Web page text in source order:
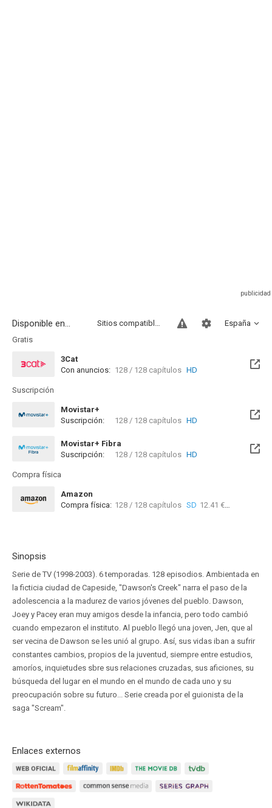
Disponible en... España
Sitios compatibles
Gratis
3Cat
Disponible hasta el Jue, 31 Dic 2026 (Quedan 4 meses)
Con anuncios: 128 / 128 capítulos HD
Suscripción
Movistar+
Disponible hasta el Dom, 10 Ene 2027 (Quedan 5 meses)
Suscripción: 128 / 128 capítulos HD
Movistar+ Fibra
Disponible hasta el Dom, 10 Ene 2027 (Quedan 5 meses)
Suscripción: 128 / 128 capítulos HD
Compra física
Amazon
Compra física: 128 / 128 capítulos SD 12.41 €
Sinopsis
Serie de TV (1998-2003). 6 temporadas. 128 episodios. Ambientada en
la ficticia ciudad de Capeside, "Dawson's Creek" narra el paso de la
adolescencia a la madurez de varios jóvenes del pueblo. Dawson,
Joey y Pacey eran muy amigos desde la infancia, pero todo cambió
cuando empezaron el instituto. Al pueblo llegó una joven, Jen, que al
ser vecina de Dawson se les unió al grupo. Así, sus vidas iban a sufrir
constantes cambios, propios de la juventud, siempre entre estudios,
amoríos, inquietudes sbre sus relaciones cruzadas, sus aficiones, su
búsqueda del lugar en el mundo en el mundo de cada uno y su
preocupación sobre su futuro... Serie creada por el guionista de la
saga "Scream".
Enlaces externos